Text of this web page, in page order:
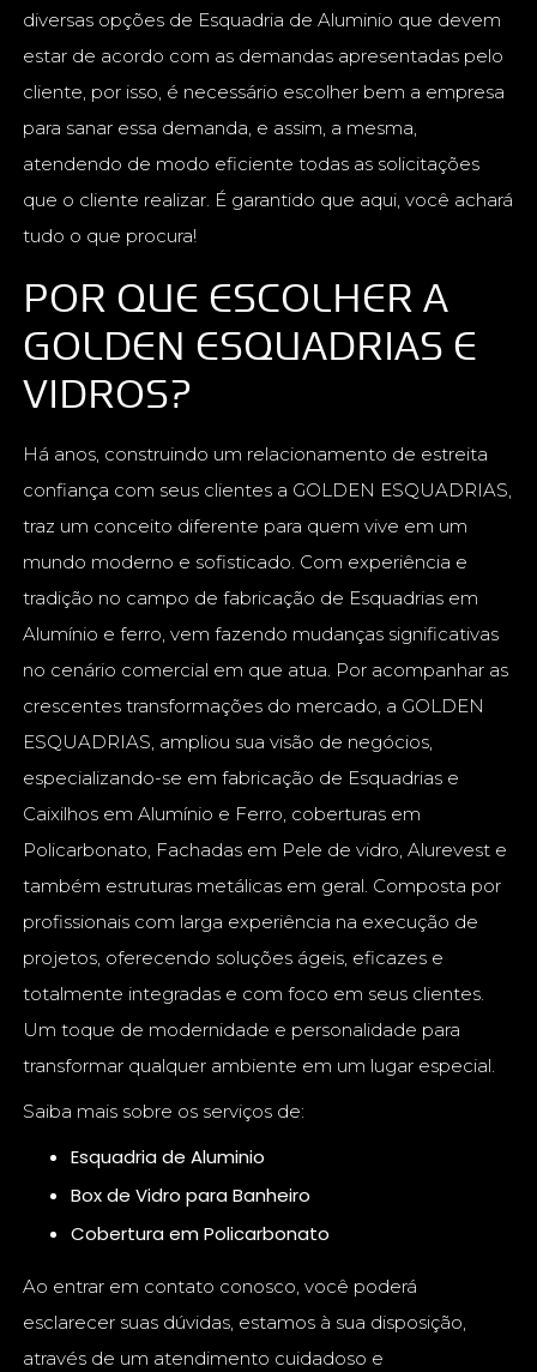
diversas opções de Esquadria de Aluminio que devem
estar de acordo com as demandas apresentadas pelo
cliente, por isso, é necessário escolher bem a empresa
para sanar essa demanda, e assim, a mesma,
atendendo de modo eficiente todas as solicitações
que o cliente realizar. É garantido que aqui, você achará
tudo o que procura!
POR QUE ESCOLHER A
GOLDEN ESQUADRIAS E
VIDROS?
Há anos, construindo um relacionamento de estreita
confiança com seus clientes a GOLDEN ESQUADRIAS,
traz um conceito diferente para quem vive em um
mundo moderno e sofisticado. Com experiência e
tradição no campo de fabricação de Esquadrias em
Alumínio e ferro, vem fazendo mudanças significativas
no cenário comercial em que atua. Por acompanhar as
crescentes transformações do mercado, a GOLDEN
ESQUADRIAS, ampliou sua visão de negócios,
especializando-se em fabricação de Esquadrias e
Caixilhos em Alumínio e Ferro, coberturas em
Policarbonato, Fachadas em Pele de vidro, Alurevest e
também estruturas metálicas em geral. Composta por
profissionais com larga experiência na execução de
projetos, oferecendo soluções ágeis, eficazes e
totalmente integradas e com foco em seus clientes.
Um toque de modernidade e personalidade para
transformar qualquer ambiente em um lugar especial.
Saiba mais sobre os serviços de:
Esquadria de Aluminio
Box de Vidro para Banheiro
Cobertura em Policarbonato
Ao entrar em contato conosco, você poderá
esclarecer suas dúvidas, estamos à sua disposição,
através de um atendimento cuidadoso e